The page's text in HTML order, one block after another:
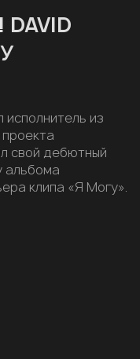
из
свой дебютный
альбома
клипа «Я Могу».